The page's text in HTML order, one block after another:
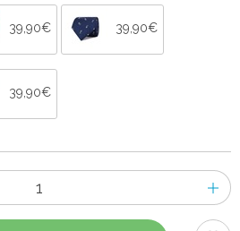
39,90€ 39,90€
39,90€